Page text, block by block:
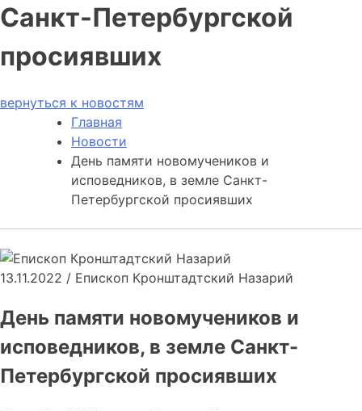
Санкт-Петербургской
просиявших
вернуться к новостям
Главная
Новости
День памяти новомучеников и
исповедников, в земле Санкт-
Петербургской просиявших
13.11.2022 / Епископ Кронштадтский Назарий
День памяти новомучеников и
исповедников, в земле Санкт-
Петербургской просиявших